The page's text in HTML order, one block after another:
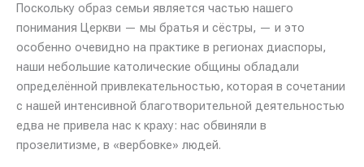
Поскольку образ семьи является частью нашего
понимания Церкви — мы братья и сёстры, — и это
особенно очевидно на практике в регионах диаспоры,
наши небольшие католические общины обладали
определённой привлекательностью, которая в сочетании
с нашей интенсивной благотворительной деятельностью
едва не привела нас к краху: нас обвиняли в
прозелитизме, в «вербовке» людей.